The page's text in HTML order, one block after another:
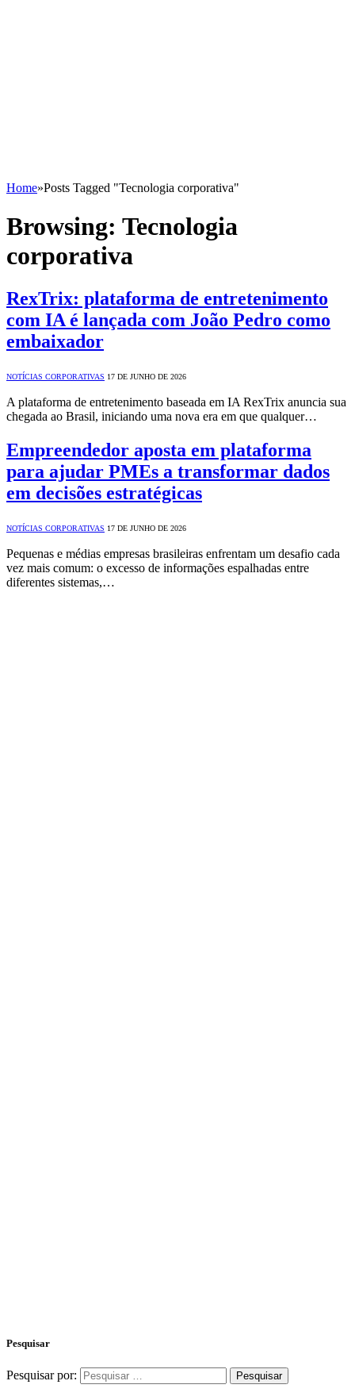
Home»Posts Tagged "Tecnologia corporativa"
Browsing: Tecnologia
corporativa
RexTrix: plataforma de entretenimento
com IA é lançada com João Pedro como
embaixador
NOTÍCIAS CORPORATIVAS 17 DE JUNHO DE 2026
A plataforma de entretenimento baseada em IA RexTrix anuncia sua
chegada ao Brasil, iniciando uma nova era em que qualquer…
Empreendedor aposta em plataforma
para ajudar PMEs a transformar dados
em decisões estratégicas
NOTÍCIAS CORPORATIVAS 17 DE JUNHO DE 2026
Pequenas e médias empresas brasileiras enfrentam um desafio cada
vez mais comum: o excesso de informações espalhadas entre
diferentes sistemas,…
Pesquisar
Pesquisar por: